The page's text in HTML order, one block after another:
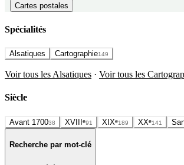
Cartes postales
Spécialités
Alsatiques Cartographie149
Voir tous les Alsatiques · Voir tous les
Siècle
Avant 170038 XVIIIᵉ91 XIXᵉ189 XXᵉ141
Recherche par mot-clé